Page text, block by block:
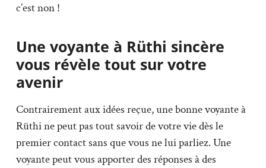
c’est non !
Une voyante à Rüthi sincère
vous révèle tout sur votre
avenir
Contrairement aux idées reçue, une bonne voyante à
Rüthi ne peut pas tout savoir de votre vie dès le
premier contact sans que vous ne lui parliez. Une
voyante peut vous apporter des réponses à des